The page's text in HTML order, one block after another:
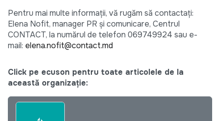
Pentru mai multe informații, vă rugăm să contactați:
Elena Nofit, manager PR și comunicare, Centrul
CONTACT, la numărul de telefon 069749924 sau e-
mail: elena.nofit@contact.md
Click pe ecuson pentru toate articolele de la
această organizație: